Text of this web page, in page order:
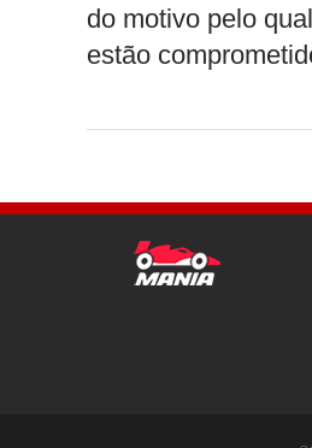
do motivo pelo
estão